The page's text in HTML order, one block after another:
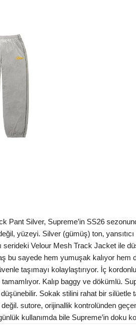
Pant Silver, Supreme’in SS26
yüzeyi. Silver (gümüş) ton,
serideki Velour Mesh Track Jacket ile
bu sayede hem yumuşak kalıyor
taşımayı kolaylaştırıyor. İç
Kalıp baggy ve dökümlü.
Sokak stilini rahat bir
sutore, orijinallik kontrolünden
kullanımda bile Supreme’in doku